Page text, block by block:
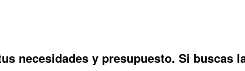
necesidades y presupuesto. Si buscas